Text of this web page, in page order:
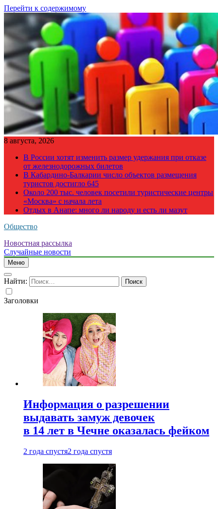
Перейти к содержимому
8 августа, 2026
В России хотят изменить размер удержания при отказе
от железнодорожных билетов
В Кабардино-Балкарии число объектов размещения
туристов достигло 645
Около 200 тыс. человек посетили туристические центры
«Москва» с начала лета
Отдых в Анапе: много ли народу и есть ли мазут
Общество
Новостная рассылка
Случайные новости
Меню
Найти:
Заголовки
Информация о разрешении
выдавать замуж девочек
в 14 лет в Чечне оказалась фейком
2 года спустя2 года спустя